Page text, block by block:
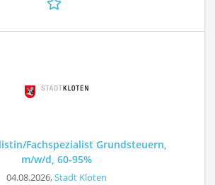
Fachspezialist Grundsteuern,
m/w/d, 60-95%
04.08.2026,Stadt Kloten